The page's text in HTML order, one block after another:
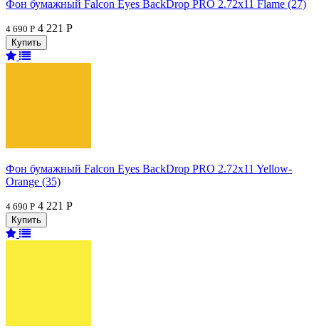
Фон бумажный Falcon Eyes BackDrop PRO 2.72x11 Flame (27)
4 690 Р 4 221 Р
Фон бумажный Falcon Eyes BackDrop PRO 2.72x11 Yellow-
Orange (35)
4 690 Р 4 221 Р